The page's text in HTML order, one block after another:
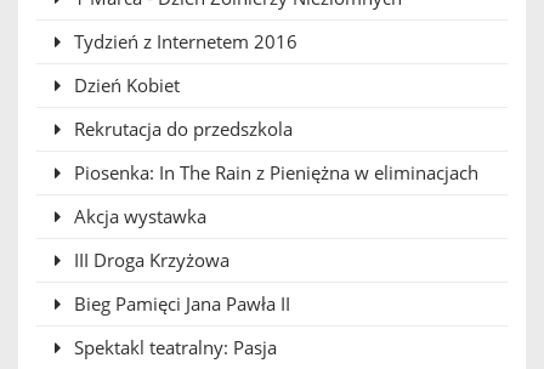
Tydzień z Internetem 2016
Dzień Kobiet
Rekrutacja do przedszkola
Piosenka: In The Rain z Pieniężna w eliminacjach
Akcja wystawka
III Droga Krzyżowa
Bieg Pamięci Jana Pawła II
Spektakl teatralny: Pasja